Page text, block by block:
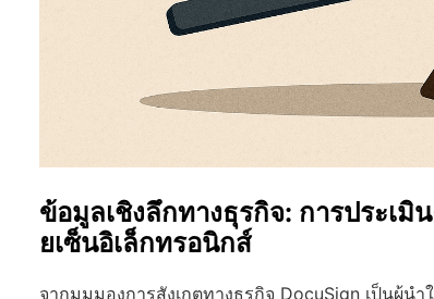
ข้อมูลเชิงลึกทางธุรกิจ: การประเ
ยเซ็นอิเล็กทรอนิกส์
จากมุมมองการสังเกตทางธุรกิจ DocuSign เป็นผู้น